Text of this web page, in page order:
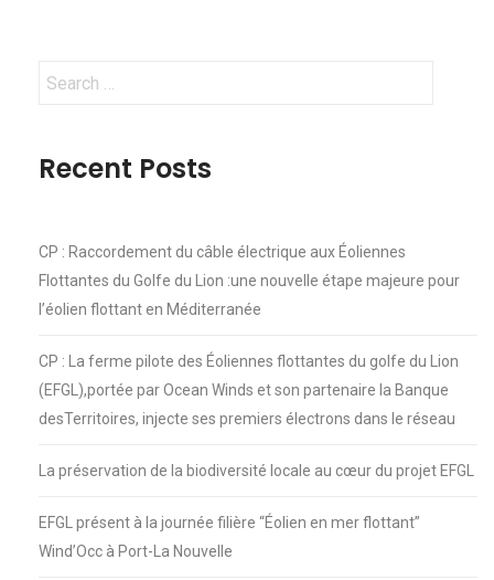
Search
Recent Posts
CP : Raccordement du câble électrique aux Éoliennes
Flottantes du Golfe du Lion :une nouvelle étape majeure pour
l’éolien flottant en Méditerranée
CP : La ferme pilote des Éoliennes flottantes du golfe du Lion
(EFGL),portée par Ocean Winds et son partenaire la Banque
desTerritoires, injecte ses premiers électrons dans le réseau
La préservation de la biodiversité locale au cœur du projet EFGL
EFGL présent à la journée filière “Éolien en mer flottant”
Wind’Occ à Port-La Nouvelle